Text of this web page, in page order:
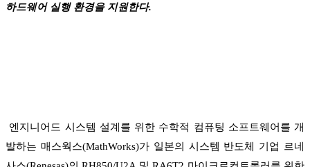
하드웨어 실행 환경을 지원한다.
엔지니어드 시스템 설계를 위한 수학적 컴퓨팅 소프트웨어를 개
발하는 매스웍스(MathWorks)가 일본의 시스템 반도체 기업 르네